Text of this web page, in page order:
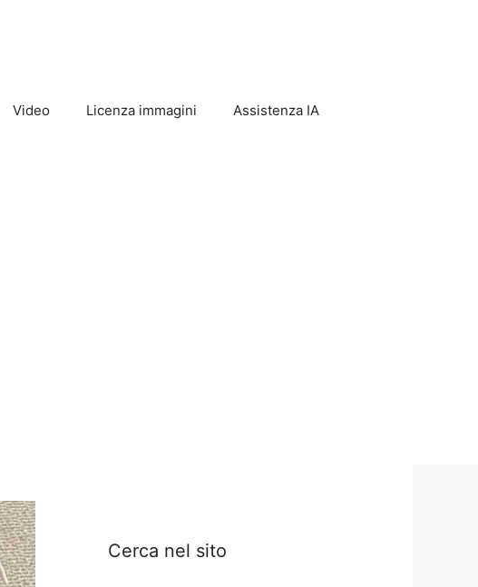
Video Licenza immagini Assistenza IA
Cerca nel sito